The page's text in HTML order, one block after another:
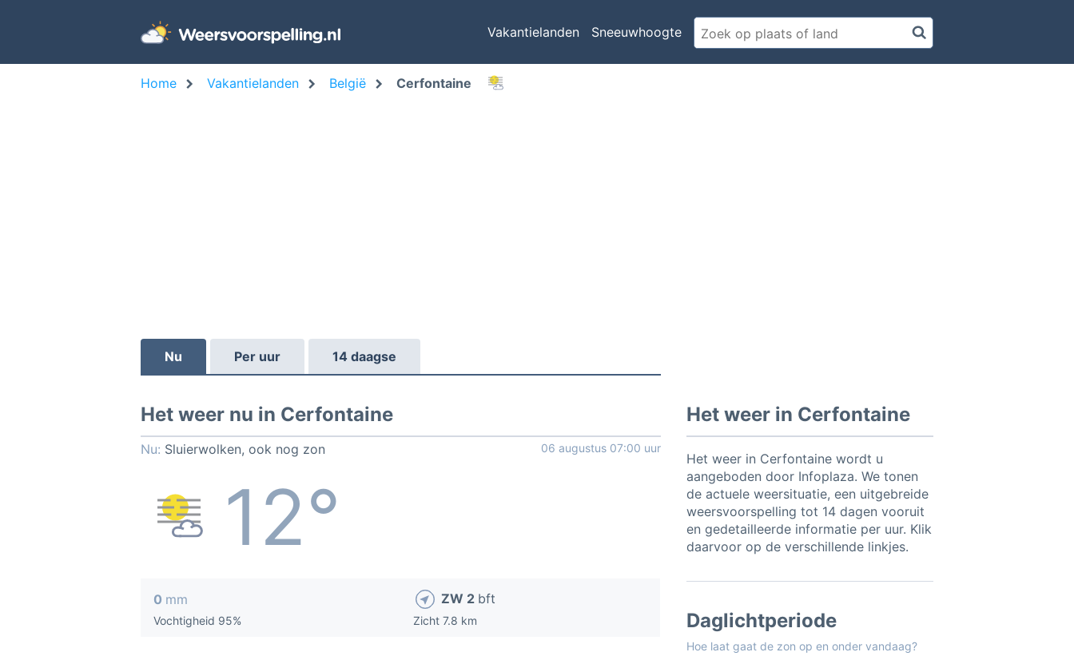
Vakantielanden Sneeuwhoogte
Home Vakantielanden België Cerfontaine
Nu Per uur 14 daagse
Het weer nu in Cerfontaine
Nu: Sluierwolken, ook nog zon 06 augustus 07:00 uur
12°
0 mm
Vochtigheid 95%
ZW 2 bft
Zicht 7.8 km
Het weer in Cerfontaine
Het weer in Cerfontaine wordt u
aangeboden door Infoplaza. We tonen
de actuele weersituatie, een uitgebreide
weersvoorspelling tot 14 dagen vooruit
en gedetailleerde informatie per uur. Klik
daarvoor op de verschillende linkjes.
Daglichtperiode
Hoe laat gaat de zon op en onder vandaag?